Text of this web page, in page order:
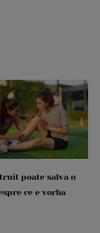
poate salva o
ce e vorba